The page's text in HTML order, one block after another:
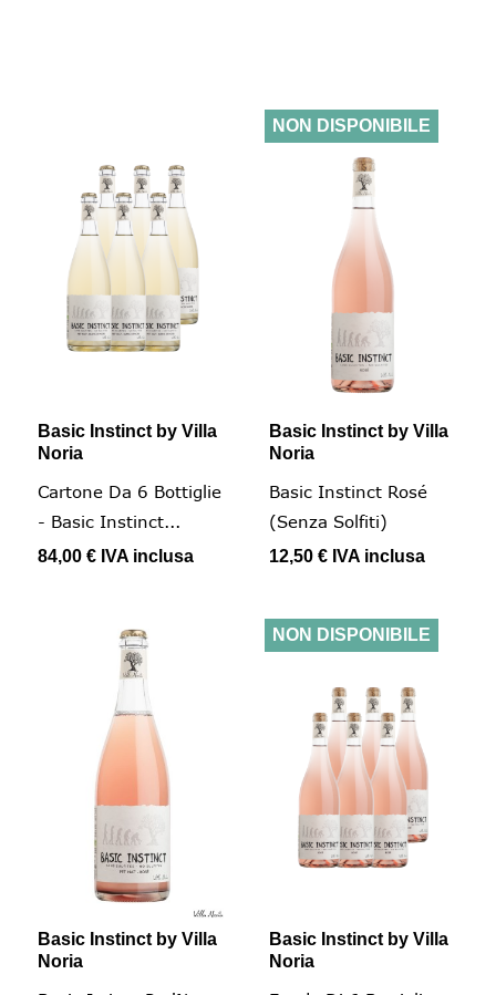
Basic Instinct by Villa
Noria
Cartone Da 6 Bottiglie
- Basic Instinct...
84,00 € IVA inclusa
Basic Instinct by Villa
Noria
Basic Instinct Rosé
(senza Solfiti)
12,50 € IVA inclusa
NON DISPONIBILE
Basic Instinct by Villa
Noria
Basic Instinct by Villa
Noria
NON DISPONIBILE